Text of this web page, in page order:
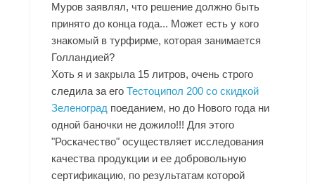
Муров заявлял, что решение должно быть
принято до конца года... Может есть у кого
знакомый в турфирме, которая занимается
Голландией?
Хоть я и закрыла 15 литров, очень строго
следила за егоТестоципол 200 со скидкой
Зеленоград поеданием, но до Нового года ни
одной баночки не дожило!!! Для этого
"Роскачество" осуществляет исследования
качества продукции и ее добровольную
сертификацию, по результатам которой